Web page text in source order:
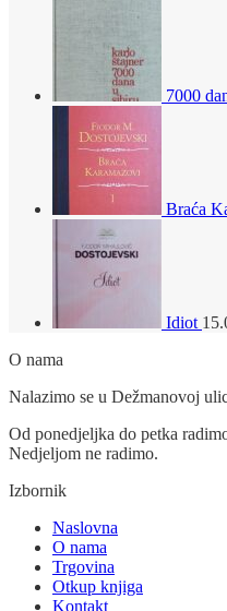
7000
Braća
Idiot
O nama
Nalazimo se u Dežmanovoj
Od ponedjeljka do petka
Nedjeljom ne radimo.
Izbornik
Naslovna
O nama
Trgovina
Otkup knjiga
Kontakt